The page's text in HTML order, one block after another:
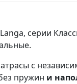
серии
с
пружин и